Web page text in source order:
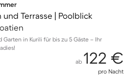
und Terrasse | Poolblick
in Kurili für bis zu 5 Gäste – Ihr
ab 122 €
pro Nacht